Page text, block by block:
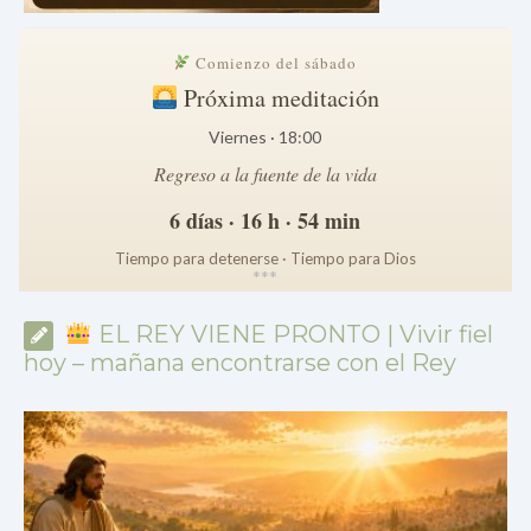
Comienzo del sábado
Próxima meditación
Viernes · 18:00
Regreso a la fuente de la vida
6 días · 16 h · 54 min
Tiempo para detenerse · Tiempo para Dios
***
EL REY VIENE PRONTO | Vivir fiel
hoy – mañana encontrarse con el Rey